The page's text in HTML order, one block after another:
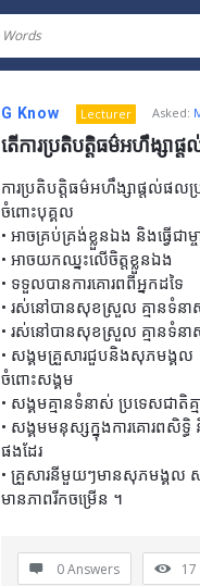
G Know Lecturer Asked:
តើការប្រតិបត្តិធម៌អហឹង្សា
ការប្រតិបត្តិធម៌អហឹង្សាផ្តល់ផ
ចំពោះបុគ្គល
• អាចគ្រប់គ្រង់ខ្លួនឯង និងធ្វើជា
• អាចយកឈ្នះលើចិត្តខ្លួនឯង
• ទទួលបានការគោរពពីអ្នកដទៃ
• រស់នៅបានសុខស្រួល គ្មានទំនា
• រស់នៅបានសុខស្រួល គ្មានទំនា
• សង្គមគ្រួសារជួបនិងសុភមង្គល
ចំពោះសង្គម
• សង្គមគ្មានទំនាស់ ប្រទេសជា
• សង្គមមនុស្សក្នុងការគោរពសិ
ផងដែរ
• គ្រួសារនីមួយៗមានសុភមង្គល ស
មានភាពរីកចម្រើន ។
0 Answers 17